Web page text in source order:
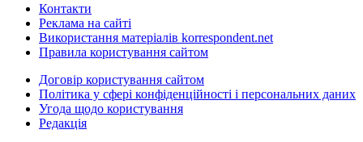
Контакти
Реклама на сайті
Використання матеріалів korrespondent.net
Правила користування сайтом
Договір користування сайтом
Політика у сфері конфіденційності і персональних даних
Угода щодо користування
Редакція